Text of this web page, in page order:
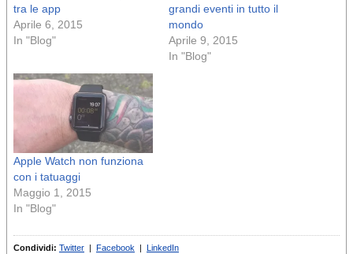
tra le app
Aprile 6, 2015
In "Blog"
grandi eventi in tutto il
mondo
Aprile 9, 2015
In "Blog"
Apple Watch non funziona
con i tatuaggi
Maggio 1, 2015
In "Blog"
Condividi: Twitter | Facebook | LinkedIn